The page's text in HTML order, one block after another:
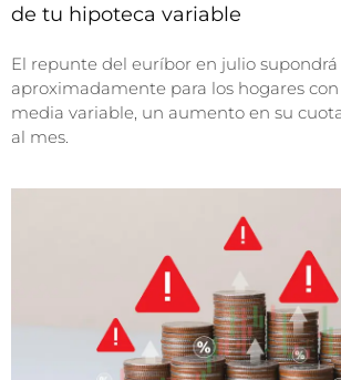
de tu hipoteca variable
El repunte del euríbor en julio supondrá
aproximadamente para los hogares
media variable, un aumento en su
al mes.